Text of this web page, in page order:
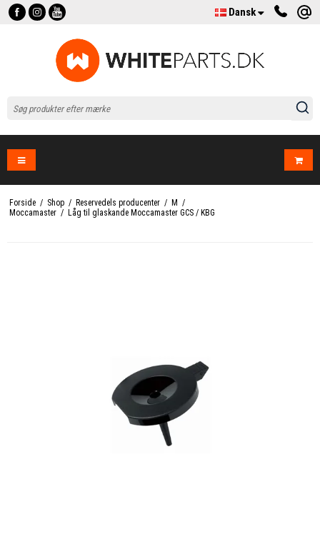
Dansk
Forside / Shop / Reservedels producenter / M /
Moccamaster / Låg til glaskande Moccamaster GCS / KBG